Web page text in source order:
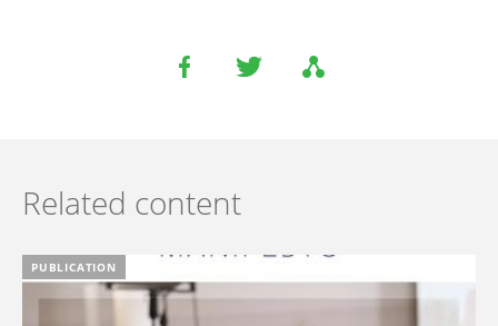
Related content
PUBLICATION